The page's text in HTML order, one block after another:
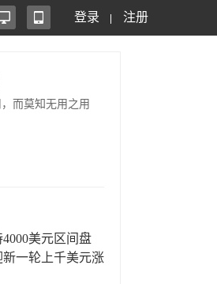
登录 注册
而莫知无用之用
美元区间盘
一轮上千美元涨